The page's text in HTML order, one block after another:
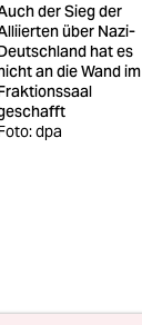
der Sieg der
über Nazi-
hat es
an die Wand im
dpa